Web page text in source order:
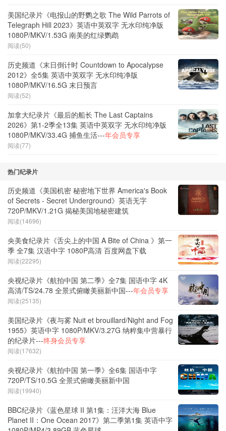
美国纪录片《电报山的野鹦之歌 The Wild Parrots of
Telegraph Hill 2023》英语中英双字 无水印纯净版
1080P/MKV/1.53G 南美的红绿鹦鹉
阅读(50)
历史频道《末日倒计时 Countdown to Apocalypse
2012》全5集 英语中英双字 无水印纯净版
1080P/MKV/16.5G 末日预言
阅读(52)
加拿大纪录片《最后的船长 The Last Captains
2026》第1-2季全13集 英语中英双字 无水印纯净版
1080P/MKV/33.4G 捕鱼生活---年会员专享
阅读(77)
热门纪录片
历史频道《美国机密 秘密地下世界 America's Book
of Secrets - Secret Underground》英语无字
720P/MKV/1.21G 揭秘美国地秘密建筑
阅读(14696)
央美食纪录片《舌尖上的中国 A Bite of China 》第一
季 全7集 汉语中字 1080P高清 百度网盘下载
阅读(22295)
央视纪录片《航拍中国 第二季》全7集 国语中字 4K
高清/TS/24.78 全景式俯瞰美丽新中国---年会员专享
阅读(25135)
美国纪录片《夜与雾 Nuit et brouillard/Night and Fog
1955》英语中字 1080P/MKV/3.27G 纳粹集中营暴行
的纪录片---终身会员专享
阅读(17632)
央视纪录片《航拍中国 第一季》全6集 国语中字
720P/TS/10.5G 全景式俯瞰美丽新中国
阅读(19940)
BBC纪录片《蓝色星球 II 第1集：汪洋大海 Blue
Planet II：One Ocean 2017》第二季第1集 英语中字